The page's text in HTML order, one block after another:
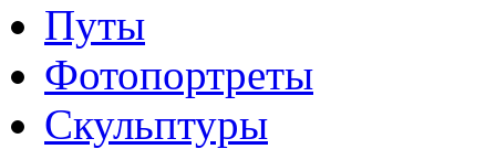
Путы
Фотопортреты
Скульптуры